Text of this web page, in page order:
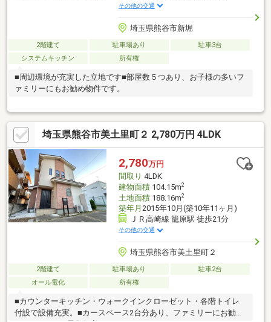
その他の交通
埼玉県熊谷市新堀
2階建て 駐車場あり
駐車3台
システムキッチン
所有権
■周辺環境が充実した立地です■部屋数５つあり、お子様の多いフ
ァミリーにもお勧め物件です。
埼玉県熊谷市美土里町２ 2,780万円 4LDK
2,780万円
間取り 4LDK
建物面積104.15m2
土地面積188.16m2
築年月 2015年10月(築10年11ヶ月)
ＪＲ高崎線 籠原駅 徒歩21分
その他の交通
埼玉県熊谷市美土里町２
2階建て 駐車場あり
駐車2台
オール電化
所有権
■カウンターキッチン・ウォークインクローゼット・各階トイレ
付設で設備充実。■カースペース2台分あり、ファミリーにお勧め